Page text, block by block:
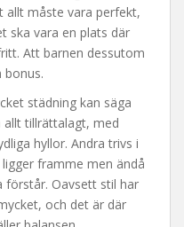
allt måste vara perfekt,
ska vara en plats där
Att barnen dessutom
bonus.
städning kan säga
allt tillrättalagt, med
hyllor. Andra trivs i
framme men ändå
förstår. Oavsett stil har
och det är där